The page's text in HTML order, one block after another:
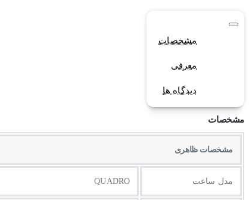
مشخصات
معرفی
دیدگاه ها
مشخصات
مشخصات ظاهری
مدل ساعت QUADRO